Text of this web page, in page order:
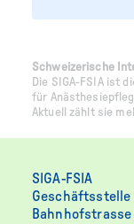
Schweizerische
Die SIGA-FSIA ist
für
Aktuell zählt sie
SIGA-FSIA
Geschäftsstelle
Bahnhofstrasse